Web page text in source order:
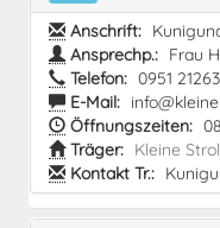
Anschrift:
Ansprechp.: Frau
Telefon: 0951 21263
E-Mail:
Öffnungszeiten:
Träger: Kleine
Kontakt Tr.: